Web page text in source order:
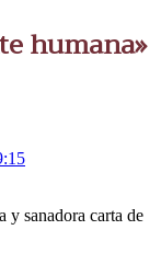
humana»
y sanadora carta de